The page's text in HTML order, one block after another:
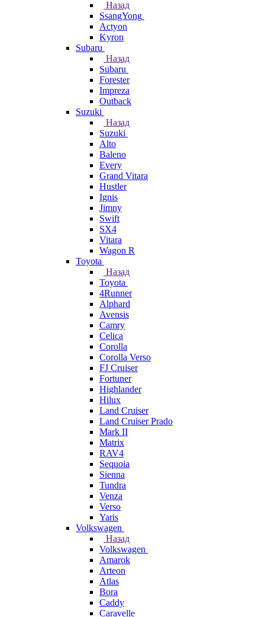
Назад
SsangYong
Actyon
Kyron
Subaru
Назад
Subaru
Forester
Impreza
Outback
Suzuki
Назад
Suzuki
Alto
Baleno
Every
Grand Vitara
Hustler
Ignis
Jimny
Swift
SX4
Vitara
Wagon R
Toyota
Назад
Toyota
4Runner
Alphard
Avensis
Camry
Celica
Corolla
Corolla Verso
FJ Cruiser
Fortuner
Highlander
Hilux
Land Cruiser
Land Cruiser Prado
Mark II
Matrix
RAV4
Sequoia
Sienna
Tundra
Venza
Verso
Yaris
Volkswagen
Назад
Volkswagen
Amarok
Arteon
Atlas
Bora
Caddy
Caravelle